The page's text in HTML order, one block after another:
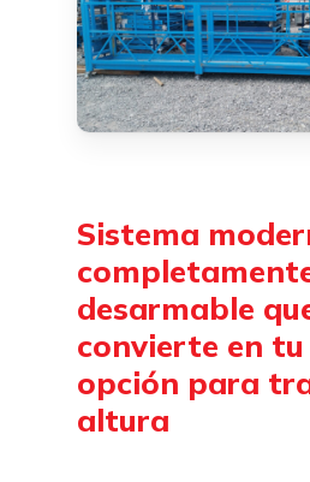
Sistema
desarmable
convierte en tu
opción para
altura